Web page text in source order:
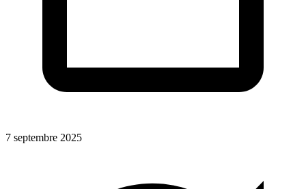
7 septembre 2025